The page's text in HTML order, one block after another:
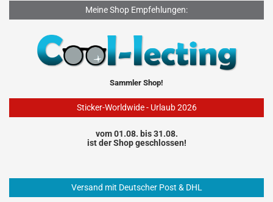
Meine Shop Empfehlungen:
Sammler Shop!
Sticker-Worldwide - Urlaub 2026
vom 01.08. bis 31.08.
ist der Shop geschlossen!
Versand mit Deutscher Post & DHL